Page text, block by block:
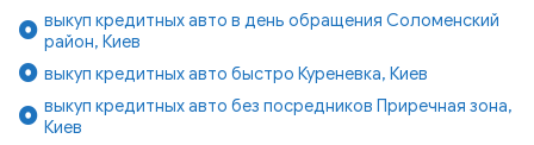
выкуп кредитных авто в день обращения Соломенский
район, Киев
выкуп кредитных авто быстро Куреневка, Киев
выкуп кредитных авто без посредников Приречная зона,
Киев